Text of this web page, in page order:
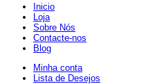
Inicio
Loja
Sobre Nós
Contacte-nos
Blog
Minha conta
Lista de Desejos